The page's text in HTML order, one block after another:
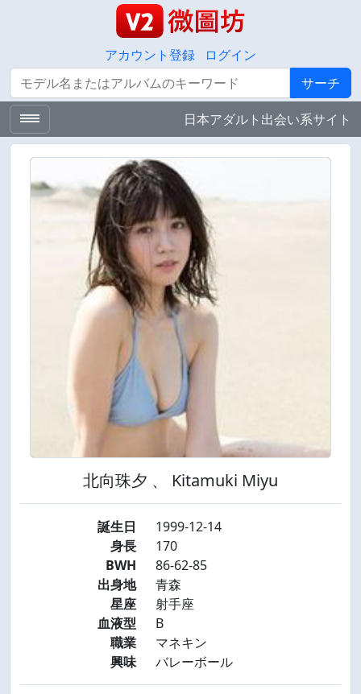
アカウント登録
ログイン
サーチ
サーチ
日本アダルト出会い系サイト
北向珠夕 、 Kitamuki Miyu
誕生日
1999-12-14
身長
170
BWH
86-62-85
出身地
青森
星座
射手座
血液型
B
職業
マネキン
興味
バレーボール